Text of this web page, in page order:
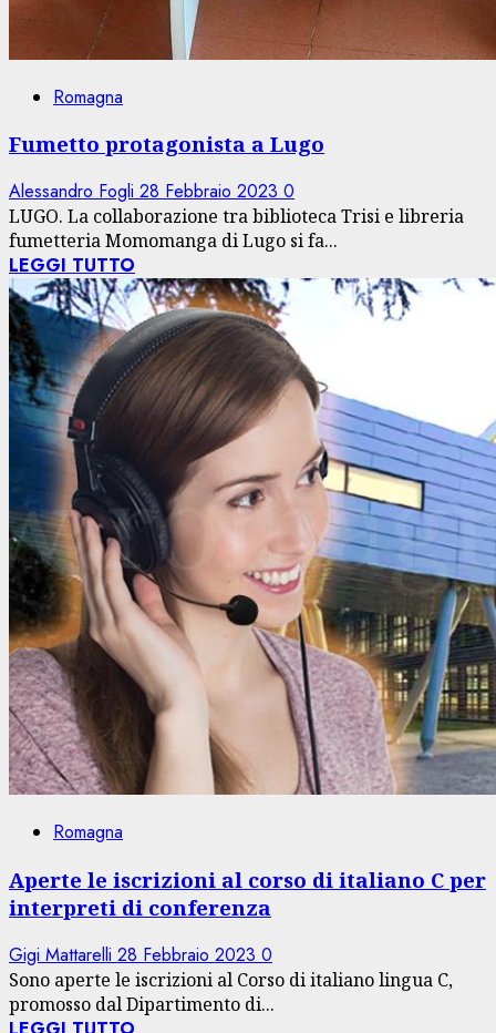
Romagna
Fumetto protagonista a Lugo
Alessandro Fogli 28 Febbraio 2023 0
LUGO. La collaborazione tra biblioteca Trisi e libreria
fumetteria Momomanga di Lugo si fa...
LEGGI TUTTO
Romagna
Aperte le iscrizioni al corso di italiano C per
interpreti di conferenza
Gigi Mattarelli 28 Febbraio 2023 0
Sono aperte le iscrizioni al Corso di italiano lingua C,
promosso dal Dipartimento di...